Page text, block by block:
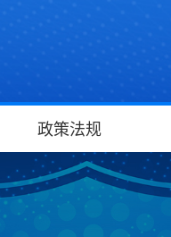
政策法规